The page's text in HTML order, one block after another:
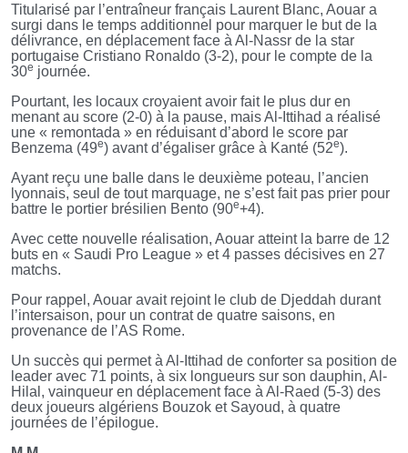
Titularisé par l’entraîneur français Laurent Blanc, Aouar a
surgi dans le temps additionnel pour marquer le but de la
délivrance, en déplacement face à Al-Nassr de la star
portugaise Cristiano Ronaldo (3-2), pour le compte de la
30e journée.
Pourtant, les locaux croyaient avoir fait le plus dur en
menant au score (2-0) à la pause, mais Al-Ittihad a réalisé
une « remontada » en réduisant d’abord le score par
Benzema (49e) avant d’égaliser grâce à Kanté (52e).
Ayant reçu une balle dans le deuxième poteau, l’ancien
lyonnais, seul de tout marquage, ne s’est fait pas prier pour
battre le portier brésilien Bento (90e+4).
Avec cette nouvelle réalisation, Aouar atteint la barre de 12
buts en « Saudi Pro League » et 4 passes décisives en 27
matchs.
Pour rappel, Aouar avait rejoint le club de Djeddah durant
l’intersaison, pour un contrat de quatre saisons, en
provenance de l’AS Rome.
Un succès qui permet à Al-Ittihad de conforter sa position de
leader avec 71 points, à six longueurs sur son dauphin, Al-
Hilal, vainqueur en déplacement face à Al-Raed (5-3) des
deux joueurs algériens Bouzok et Sayoud, à quatre
journées de l’épilogue.